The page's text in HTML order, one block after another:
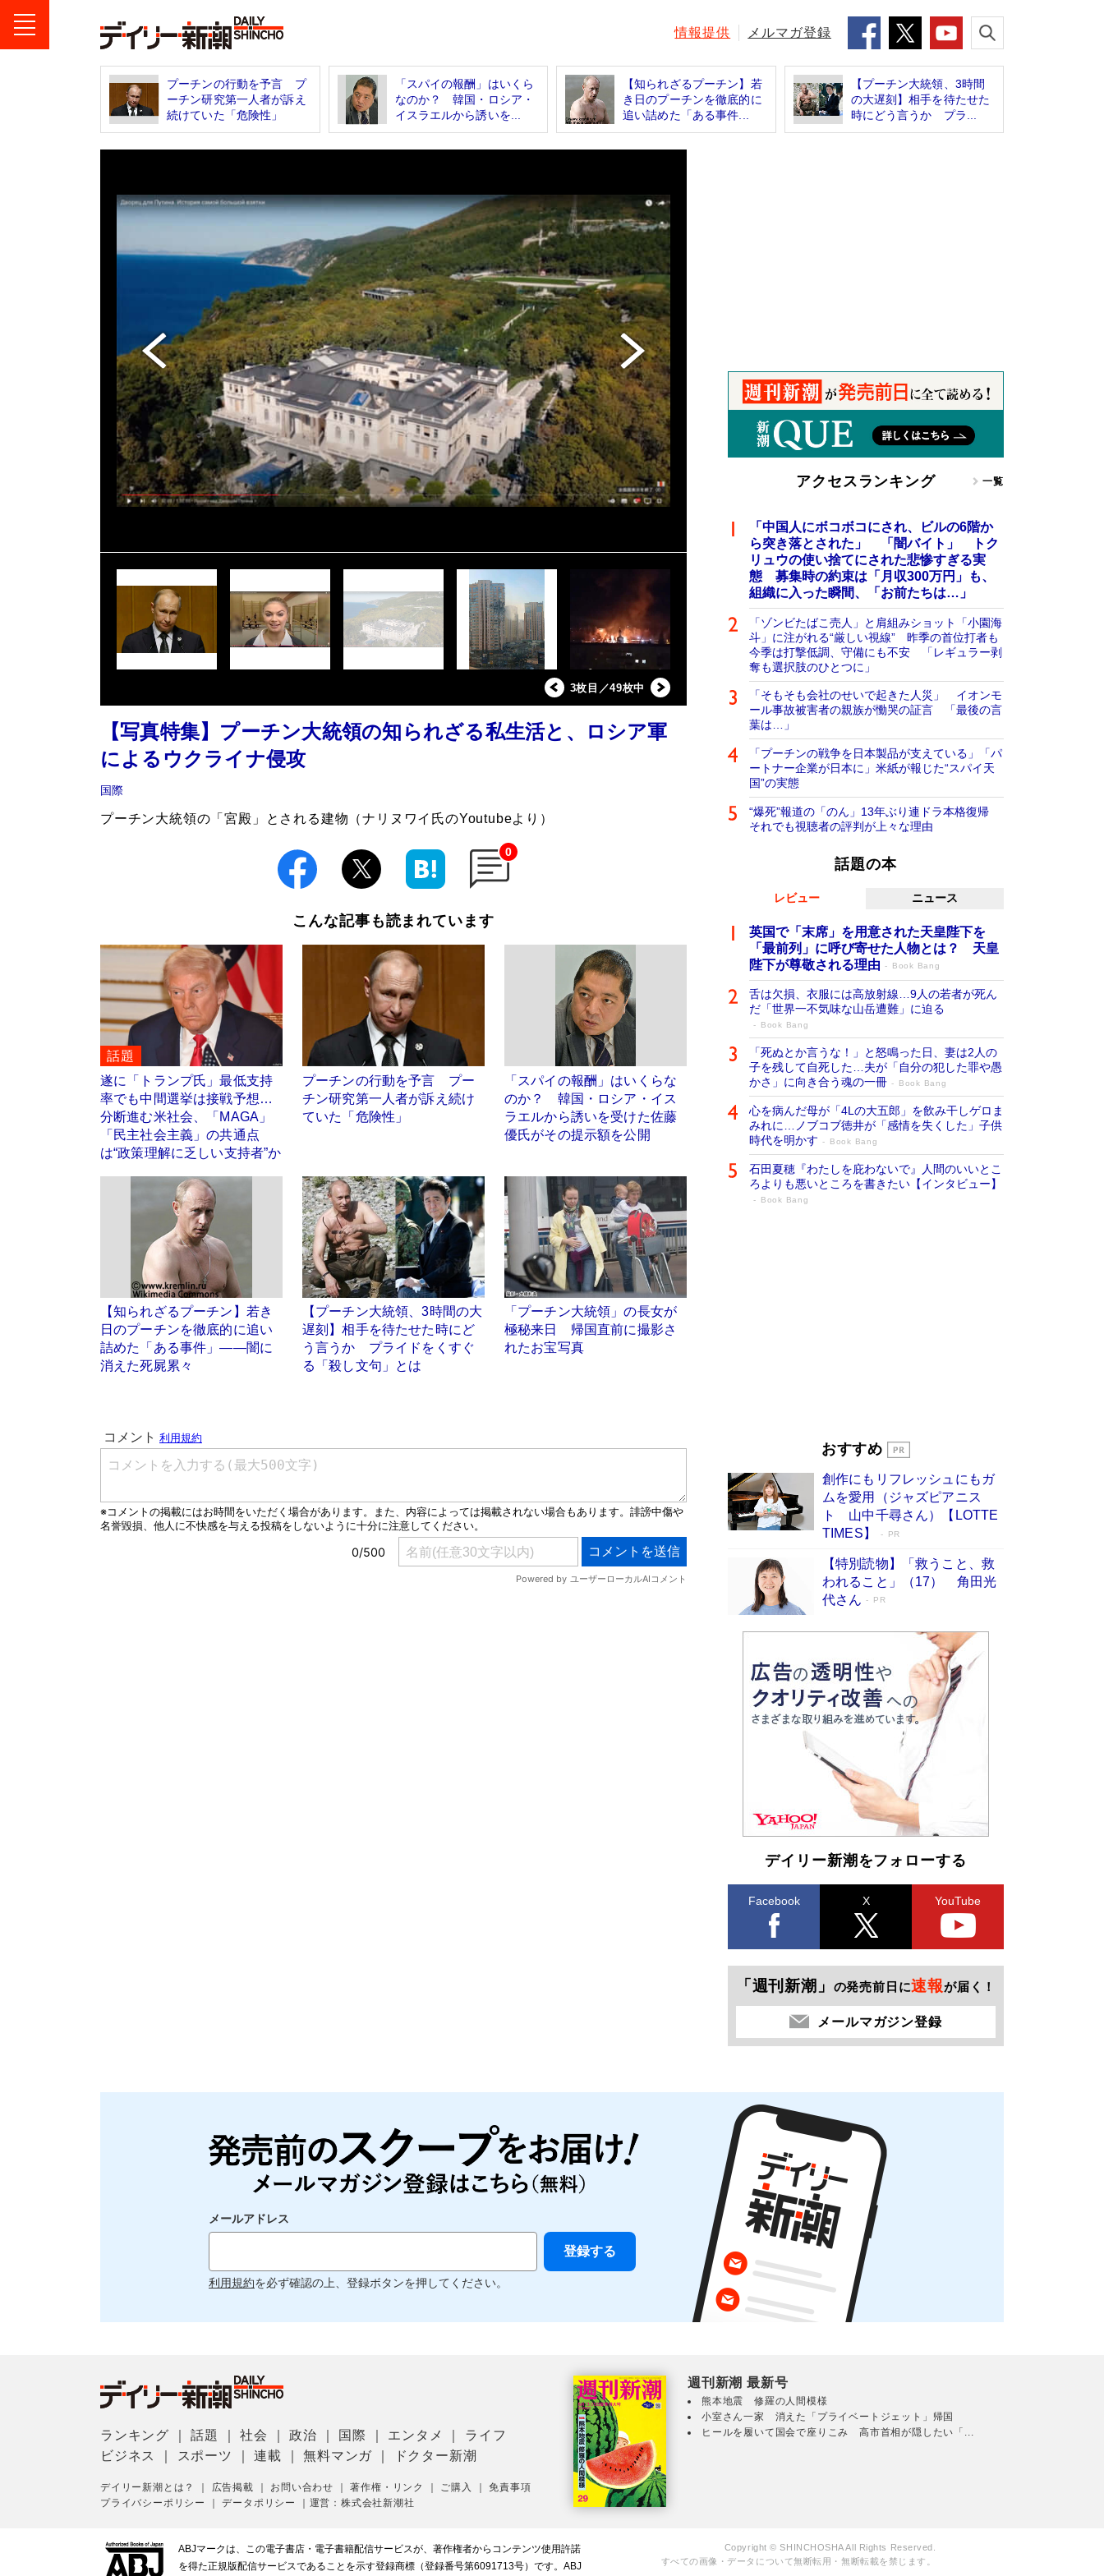
情報提供 メルマガ登録
プーチンの行動を予言 プ
ーチン研究第一人者が訴え
続けていた「危険性」
「スパイの報酬」はいくら
なのか？ 韓国・ロシア・
イスラエルから誘いを...
【知られざるプーチン】若
き日のプーチンを徹底的に
追い詰めた「ある事件...
【プーチン大統領、3時間
の大遅刻】相手を待たせた
時にどう言うか プラ...
3枚目／49枚中
【写真特集】プーチン大統領の知られざる私生活と、ロシア軍
によるウクライナ侵攻
国際
プーチン大統領の「宮殿」とされる建物（ナリヌワイ氏のYoutubeより）
0
こんな記事も読まれています
話題
遂に「トランプ氏」最低支持
率でも中間選挙は接戦予想…
分断進む米社会、「MAGA」
「民主社会主義」の共通点
は“政策理解に乏しい支持者”か
プーチンの行動を予言 プー
チン研究第一人者が訴え続け
ていた「危険性」
「スパイの報酬」はいくらな
のか？ 韓国・ロシア・イス
ラエルから誘いを受けた佐藤
優氏がその提示額を公開
【知られざるプーチン】若き
日のプーチンを徹底的に追い
詰めた「ある事件」――闇に
消えた死屍累々
【プーチン大統領、3時間の大
遅刻】相手を待たせた時にど
う言うか プライドをくすぐ
る「殺し文句」とは
「プーチン大統領」の長女が
極秘来日 帰国直前に撮影さ
れたお宝写真
アクセスランキング 一覧
「中国人にボコボコにされ、ビルの6階か
ら突き落とされた」 「闇バイト」 トク
リュウの使い捨てにされた悲惨すぎる実
態 募集時の約束は「月収300万円」も、
組織に入った瞬間、「お前たちは…」
「ゾンビたばこ売人」と肩組みショット「小園海
斗」に注がれる“厳しい視線” 昨季の首位打者も
今季は打撃低調、守備にも不安 「レギュラー剥
奪も選択肢のひとつに」
「そもそも会社のせいで起きた人災」 イオンモ
ール事故被害者の親族が慟哭の証言 「最後の言
葉は…」
「プーチンの戦争を日本製品が支えている」「パ
ートナー企業が日本に」米紙が報じた“スパイ天
国”の実態
“爆死”報道の「のん」13年ぶり連ドラ本格復帰
それでも視聴者の評判が上々な理由
話題の本
レビュー ニュース
英国で「末席」を用意された天皇陛下を
「最前列」に呼び寄せた人物とは？ 天皇
陛下が尊敬される理由
Book Bang
舌は欠損、衣服には高放射線…9人の若者が死ん
だ「世界一不気味な山岳遭難」に迫る
Book Bang
「死ぬとか言うな！」と怒鳴った日、妻は2人の
子を残して自死した…夫が「自分の犯した罪や愚
かさ」に向き合う魂の一冊
Book Bang
心を病んだ母が「4Lの大五郎」を飲み干しゲロま
みれに…ノブコブ徳井が「感情を失くした」子供
時代を明かす
Book Bang
石田夏穂『わたしを庇わないで』人間のいいとこ
ろよりも悪いところを書きたい【インタビュー】
Book Bang
開発への関心を押し上げた18年の物語に幕 特装
Book Bang
「不意に涙が出そうに…」高嶋政伸が明かし
た“13歳の娘を暴行する役”への葛藤 インティマ
シーコーディネーターに支えられたNHK『大奥』
おすすめ
創作にもリフレッシュにもガ
ムを愛用（ジャズピアニス
ト 山中千尋さん）【LOTTE
TIMES】
PR
【特別読物】「救うこと、救
われること」（17） 角田光
代さん
PR
デイリー新潮をフォローする
Facebook X YouTube
「週刊新潮」 の発売前日に速報が届く！
メールマガジン登録
メールアドレス
利用規約を必ず確認の上、登録ボタンを押してください。
ランキング ｜話題 ｜社会 ｜政治 国際 エンタメ
ライフ
ビジネス
スポーツ ｜連載 ｜無料マンガ ドクター新潮
デイリー新潮とは？ 広告掲載 お問い合わせ ｜著作権・リンク ご購入 ｜免責事項
プライバシーポリシー
｜データポリシー 運営：株式会社新潮社
週刊新潮 最新号
熊本地震 修羅の人間模様
小室さん一家 消えた「プライベートジェット」帰国
ヒールを履いて国会で座りこみ 高市首相が隠したい「...
ABJマークは、この電子書店・電子書籍配信サービスが、著作権者からコンテンツ使用許諾
を得た正規版配信サービスであることを示す登録商標（登録番号第6091713号）です。ABJ
Copyright © SHINCHOSHA All Rights Reserved.
すべての画像・データについて無断転用・無断転載を禁じます。